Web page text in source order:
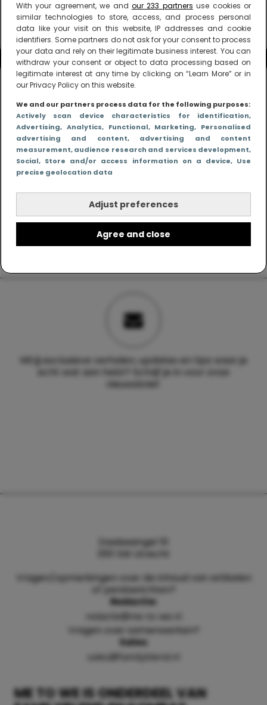
With your agreement, we and our 233 partners use cookies or
similar technologies to store, access, and process personal
data like your visit on this website, IP addresses and cookie
identifiers. Some partners do not ask for your consent to process
your data and rely on their legitimate business interest. You can
withdraw your consent or object to data processing based on
legitimate interest at any time by clicking on “Learn More” or in
our Privacy Policy on this website.
We and our partners process data for the following purposes:
Actively scan device characteristics for identification,
Advertising, Analytics, Functional, Marketing, Personalised
advertising and content, advertising and content
measurement, audience research and services development,
Social, Store and/or access information on a device, Use
precise geolocation data
Adjust preferences
Agree and close
Wil jij exclusieve verhalen, updates en tips waar je
echt wat aan hebt? Schrijf je in voor onze
nieuwsbrief.
ME TO WE IS ONDERDEEL VAN
Daalsesingel 51
3511 SW Utrecht
Vragen/opmerkingen over de inhoud van artikelen
of persberichten?
Redactie:
redactie@me-to-we.nl
Vragen over samenwerken?
Sales:
sales@familyblend.nl